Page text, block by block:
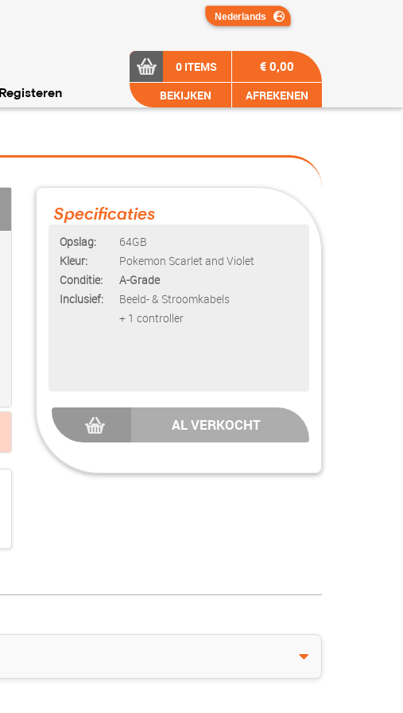
Registeren
0 ITEMS
BEKIJKEN
€ 0,00
AFREKENEN
Specificaties
Opslag:
Kleur:
Conditie:
Inclusief:
64GB
Pokemon Scarlet and Violet
A-Grade
Beeld- & Stroomkabels
+ 1 controller
AL VERKOCHT